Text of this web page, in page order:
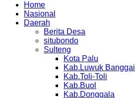
Home
Nasional
Daerah
Berita Desa
situbondo
Sulteng
Kota Palu
Kab.Luwuk Banggai
Kab.Toli-Toli
Kab.Buol
Kab.Donggala